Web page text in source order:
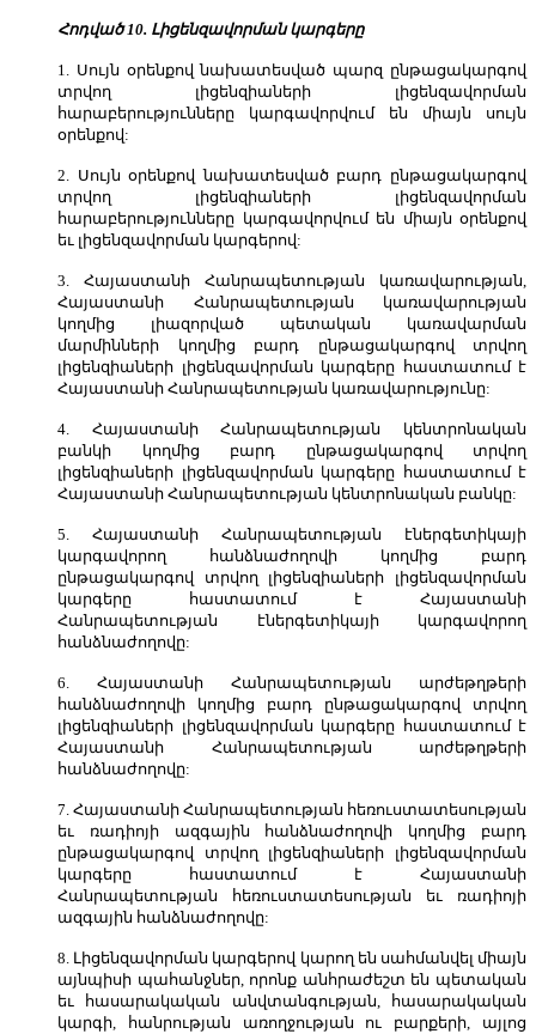
Հոդված 10. Լիցենզավորման կարգերը
1. Սույն օրենքով նախատեսված պարզ ընթացակարգով
տրվող լիցենզիաների լիցենզավորման
հարաբերությունները կարգավորվում են միայն սույն
օրենքով:
2. Սույն օրենքով նախատեսված բարդ ընթացակարգով
տրվող լիցենզիաների լիցենզավորման
հարաբերությունները կարգավորվում են միայն օրենքով
եւ լիցենզավորման կարգերով:
3. Հայաստանի Հանրապետության կառավարության,
Հայաստանի Հանրապետության կառավարության
կողմից լիազորված պետական կառավարման
մարմինների կողմից բարդ ընթացակարգով տրվող
լիցենզիաների լիցենզավորման կարգերը հաստատում է
Հայաստանի Հանրապետության կառավարությունը:
4. Հայաստանի Հանրապետության կենտրոնական
բանկի կողմից բարդ ընթացակարգով տրվող
լիցենզիաների լիցենզավորման կարգերը հաստատում է
Հայաստանի Հանրապետության կենտրոնական բանկը:
5. Հայաստանի Հանրապետության էներգետիկայի
կարգավորող հանձնաժողովի կողմից բարդ
ընթացակարգով տրվող լիցենզիաների լիցենզավորման
կարգերը հաստատում է Հայաստանի
Հանրապետության էներգետիկայի կարգավորող
հանձնաժողովը:
6. Հայաստանի Հանրապետության արժեթղթերի
հանձնաժողովի կողմից բարդ ընթացակարգով տրվող
լիցենզիաների լիցենզավորման կարգերը հաստատում է
Հայաստանի Հանրապետության արժեթղթերի
հանձնաժողովը:
7. Հայաստանի Հանրապետության հեռուստատեսության
եւ ռադիոյի ազգային հանձնաժողովի կողմից բարդ
ընթացակարգով տրվող լիցենզիաների լիցենզավորման
կարգերը հաստատում է Հայաստանի
Հանրապետության հեռուստատեսության եւ ռադիոյի
ազգային հանձնաժողովը:
8. Լիցենզավորման կարգերով կարող են սահմանվել միայն
այնպիսի պահանջներ, որոնք անհրաժեշտ են պետական
եւ հասարակական անվտանգության, հասարակական
կարգի, հանրության առողջության ու բարքերի, այլոց